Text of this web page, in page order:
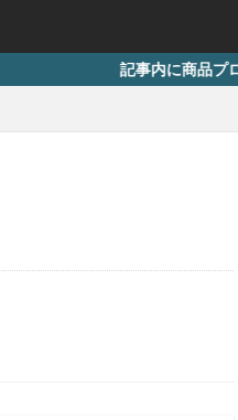
記事内に商品プロモーション